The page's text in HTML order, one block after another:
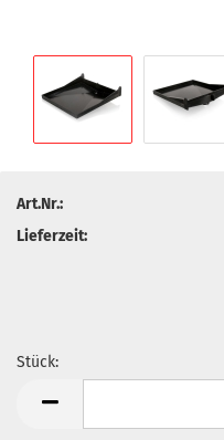
Art.Nr.:
Lieferzeit:
Stück: